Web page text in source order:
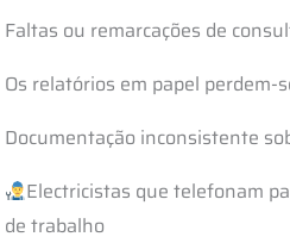
Faltas ou remarcações de
Os relatórios em papel perdem-
Documentação inconsistente
Electricistas que telefonam
de trabalho